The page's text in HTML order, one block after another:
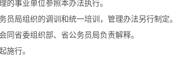
的事业单位参照本办法执行。
员局组织的调训和统一培训，管理办法另行制定。
同省委组织部、省公务员局负责解释。
施行。